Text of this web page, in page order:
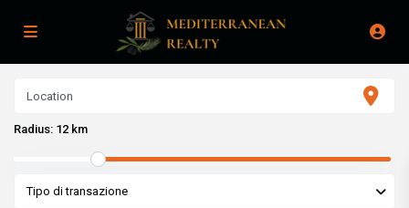
Radius: 12 km
Tipo di transazione